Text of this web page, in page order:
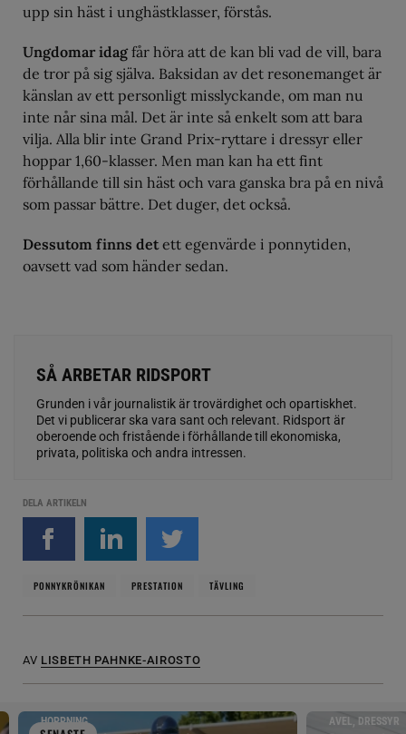
upp sin häst i unghästklasser, förstås.
Ungdomar idagfår höra att de kan bli vad de vill, bara
de tror på sig själva. Baksidan av det resonemanget är
känslan av ett personligt misslyckande, om man nu
inte når sina mål. Det är inte så enkelt som att bara
vilja. Alla blir inte Grand Prix-ryttare i dressyr eller
hoppar 1,60-klasser. Men man kan ha ett fint
förhållande till sin häst och vara ganska bra på en nivå
som passar bättre. Det duger, det också.
Dessutom finns detett egenvärde i ponnytiden,
oavsett vad som händer sedan.
SÅ ARBETAR RIDSPORT
Grunden i vår journalistik är trovärdighet och opartiskhet.
Det vi publicerar ska vara sant och relevant. Ridsport är
oberoende och fristående i förhållande till ekonomiska,
privata, politiska och andra intressen.
DELA ARTIKELN
PONNYKRÖNIKAN PRESTATION TÄVLING
AV LISBETH PAHNKE-AIROSTO
HOPPNING AVEL, DRESSYR